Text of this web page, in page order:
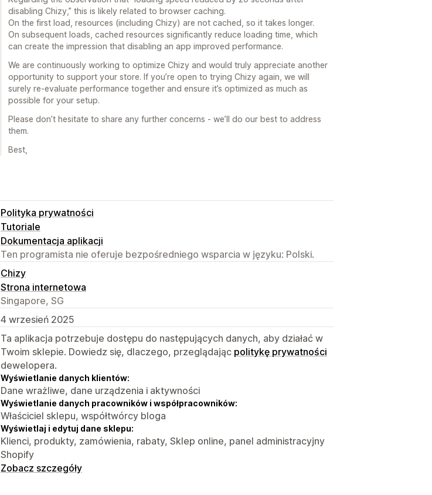
disabling Chizy,” this is likely related to browser caching.
On the first load, resources (including Chizy) are not cached, so it takes longer.
On subsequent loads, cached resources significantly reduce loading time, which
can create the impression that disabling an app improved performance.
We are continuously working to optimize Chizy and would truly appreciate another
opportunity to support your store. If you’re open to trying Chizy again, we will
surely re-evaluate performance together and ensure it’s optimized as much as
possible for your setup.
Please don’t hesitate to share any further concerns - we’ll do our best to address
them.
Best,
Polityka prywatności
Tutoriale
Dokumentacja aplikacji
Ten programista nie oferuje bezpośredniego wsparcia w języku: Polski.
Chizy
Strona internetowa
Singapore, SG
4 wrzesień 2025
Ta aplikacja potrzebuje dostępu do następujących danych, aby działać w
Twoim sklepie. Dowiedz się, dlaczego, przeglądając politykę prywatności
dewelopera.
Wyświetlanie danych klientów:
Dane wrażliwe, dane urządzenia i aktywności
Wyświetlanie danych pracowników i współpracowników:
Właściciel sklepu, współtwórcy bloga
Wyświetlaj i edytuj dane sklepu:
Klienci, produkty, zamówienia, rabaty, Sklep online, panel administracyjny
Shopify
Zobacz szczegóły